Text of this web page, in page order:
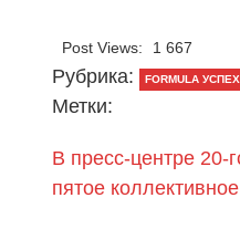
Post Views: 1 667
Рубрика: FORMULA
Метки:
В пресс-центре 20-
пятое